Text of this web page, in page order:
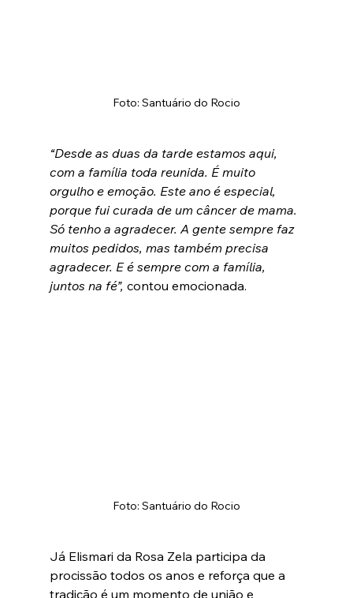
Foto: Santuário do Rocio
“Desde as duas da tarde estamos aqui,
com a família toda reunida. É muito
orgulho e emoção. Este ano é especial,
porque fui curada de um câncer de mama.
Só tenho a agradecer. A gente sempre faz
muitos pedidos, mas também precisa
agradecer. E é sempre com a família,
juntos na fé”, contou emocionada.
Foto: Santuário do Rocio
Já Elismari da Rosa Zela participa da
procissão todos os anos e reforça que a
tradição é um momento de união e